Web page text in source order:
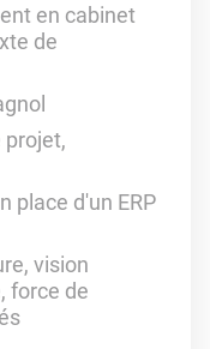
en cabinet
de
projet,
place d'un ERP
vision
force de